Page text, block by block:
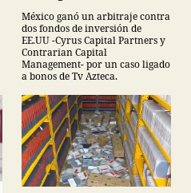
México ganó un arbitraje contra
dos fondos de inversión de
EE.UU -Cyrus Capital Partners y
Contrarian Capital
Management- por un caso ligado
a bonos de Tv Azteca.